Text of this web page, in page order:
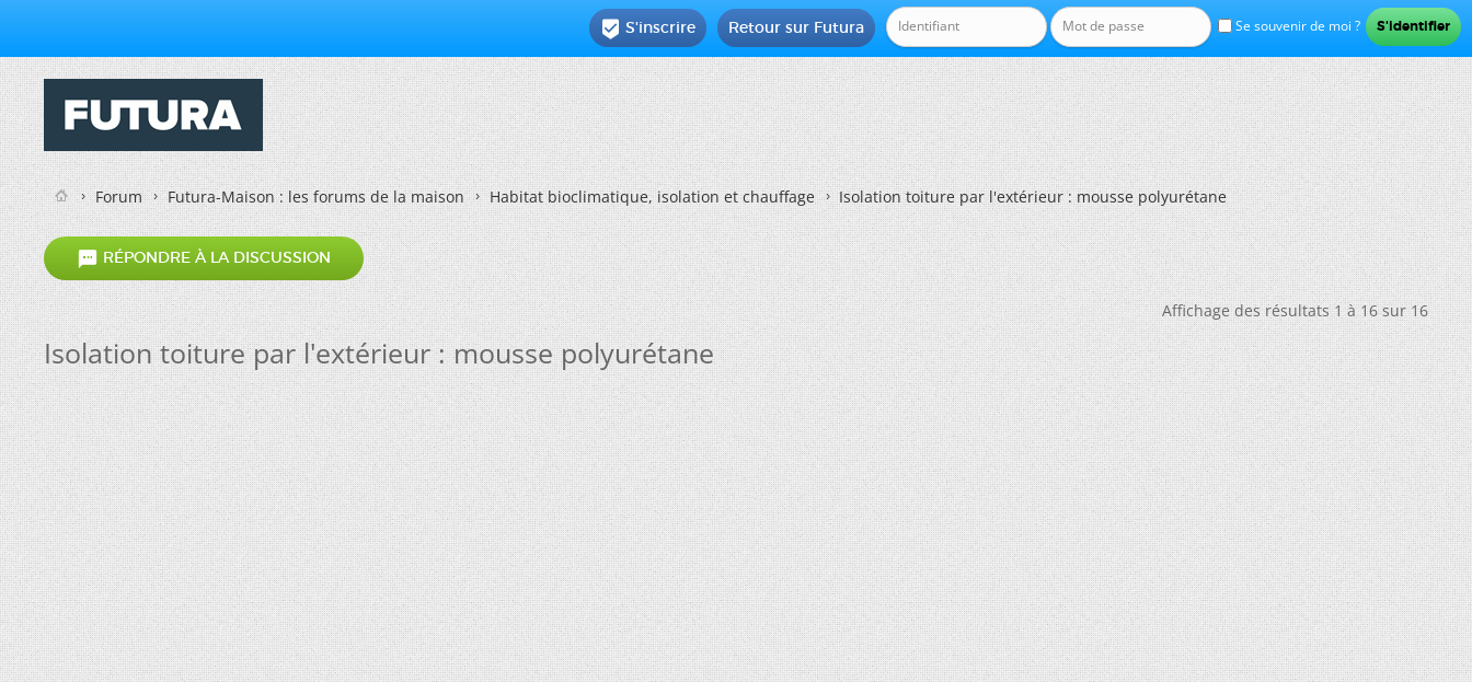
Se souvenir de moi ?
Retour sur Futura
 S'inscrire
Forum Futura-Maison : les forums de la maison Habitat bioclimatique, isolation et chauffage Isolation toiture par l'extérieur : mousse polyurétane
 RÉPONDRE À LA DISCUSSION
Affichage des résultats 1 à 16 sur 16
Isolation toiture par l'extérieur : mousse polyurétane